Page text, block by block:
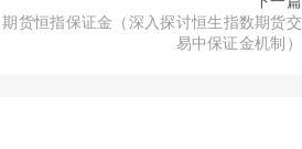
货恒指保证金（深入探讨恒生指数期货交
易中保证金机制）